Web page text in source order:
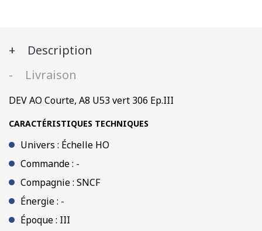
306
Description
Livraison
DEV AO Courte, A8 U53 vert 306 Ep.III
CARACTÉRISTIQUES TECHNIQUES
Univers : Échelle HO
Commande : -
Compagnie : SNCF
Énergie : -
Époque : III